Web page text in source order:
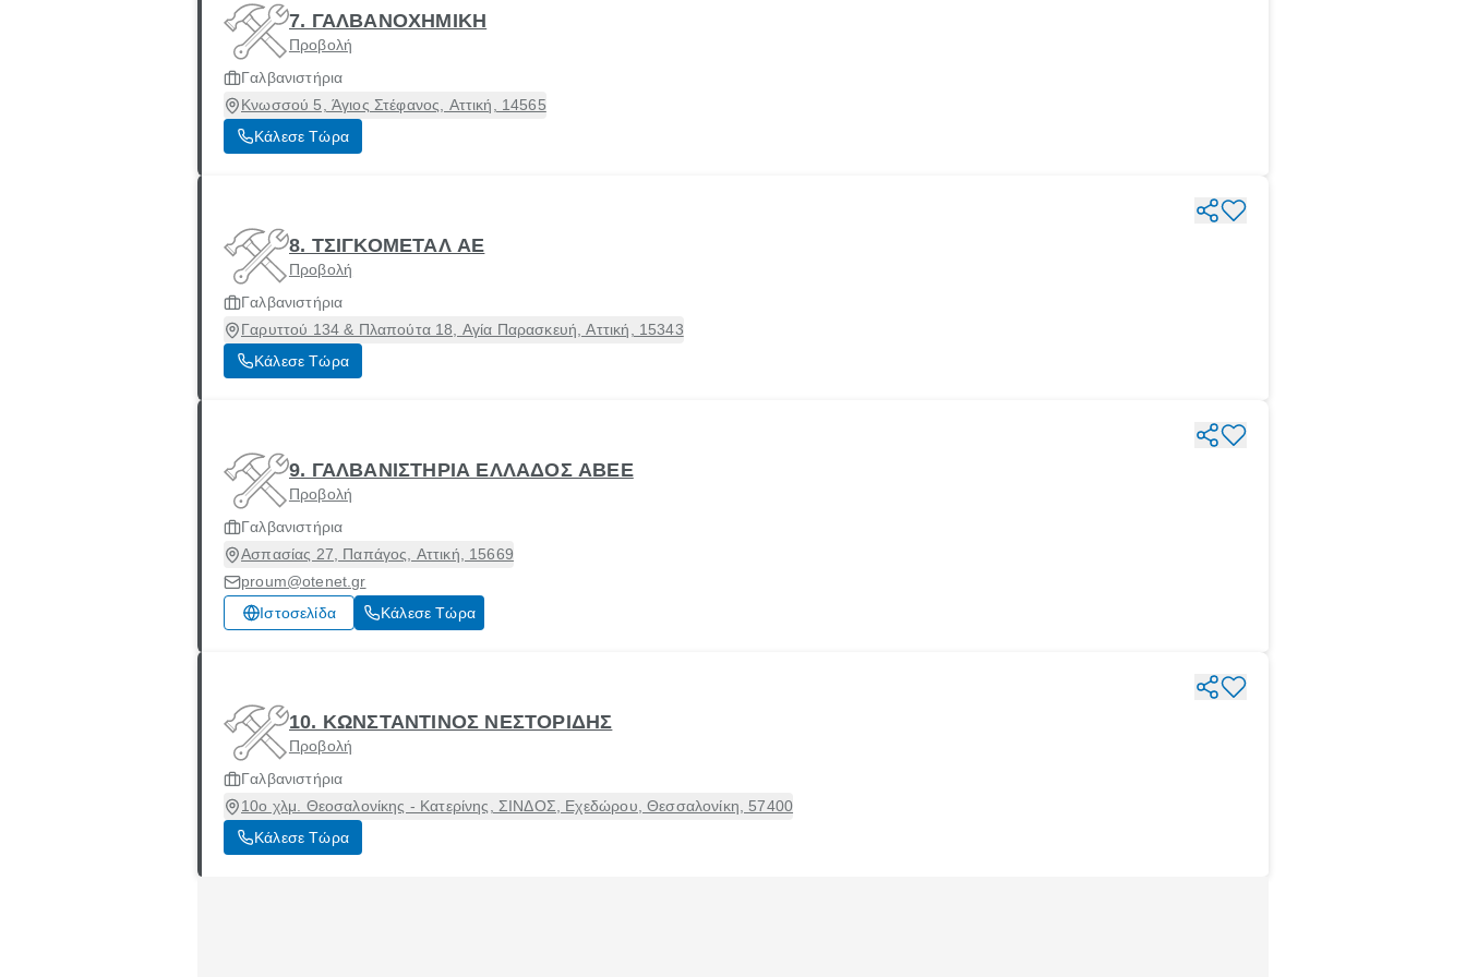
7. ΓΑΛΒΑΝΟΧΗΜΙΚΗ
Προβολή
Γαλβανιστήρια
Κνωσσού 5, Άγιος Στέφανος, Αττική, 14565
Κάλεσε Τώρα
8. ΤΣΙΓΚΟΜΕΤΑΛ ΑΕ
Προβολή
Γαλβανιστήρια
Γαρυττού 134 & Πλαπούτα 18, Αγία Παρασκευή, Αττική, 15343
Κάλεσε Τώρα
9. ΓΑΛΒΑΝΙΣΤΗΡΙΑ ΕΛΛΑΔΟΣ ΑΒΕΕ
Προβολή
Γαλβανιστήρια
Ασπασίας 27, Παπάγος, Αττική, 15669
proum@otenet.gr
Ιστοσελίδα
Κάλεσε Τώρα
10. ΚΩΝΣΤΑΝΤΙΝΟΣ ΝΕΣΤΟΡΙΔΗΣ
Προβολή
Γαλβανιστήρια
10ο χλμ. Θεοσαλονίκης - Κατερίνης, ΣΙΝΔΟΣ, Εχεδώρου, Θεσσαλονίκη, 57400
Κάλεσε Τώρα